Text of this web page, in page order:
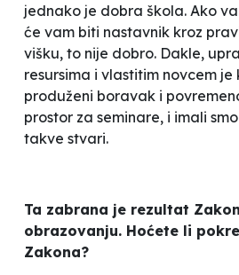
jednako je dobra škola. Ako
će vam biti nastavnik kroz
višku, to nije dobro. Dakle,
resursima i vlastitim novcem je
produženi boravak i
prostor za seminare, i imali
takve stvari.
Ta zabrana je rezultat
obrazovanju. Hoćete li
Zakona?